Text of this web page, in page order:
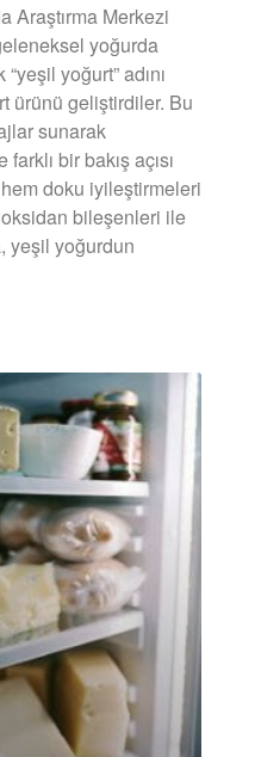
Araştırma Merkezi
yoğurda
yoğurt” adını
ürünü geliştirdiler. Bu
sunarak
bir bakış açısı
doku iyileştirmeleri
bileşenleri ile
yeşil yoğurdun